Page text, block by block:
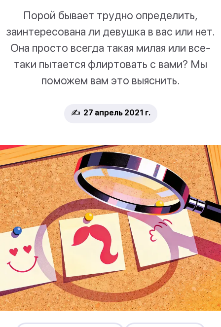
Порой бывает трудно определить,
заинтересована ли девушка в вас или нет.
Она просто всегда такая милая или все-
таки пытается флиртовать с вами? Мы
поможем вам это выяснить.
✍️ 27 апрель 2021 г.